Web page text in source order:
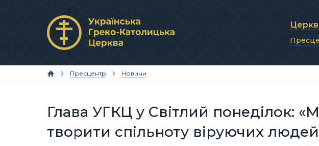
Про
Фото та
Архів
Пресцентр Новини
Глава УГКЦ у Світлий понеділок:
творити спільноту віруючих